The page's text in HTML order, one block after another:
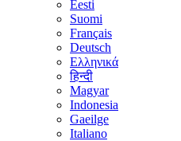
Eesti
Suomi
Français
Deutsch
Ελληνικά
हिन्दी
Magyar
Indonesia
Gaeilge
Italiano